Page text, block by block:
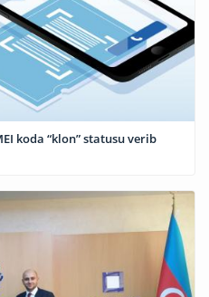
koda “klon” statusu verib